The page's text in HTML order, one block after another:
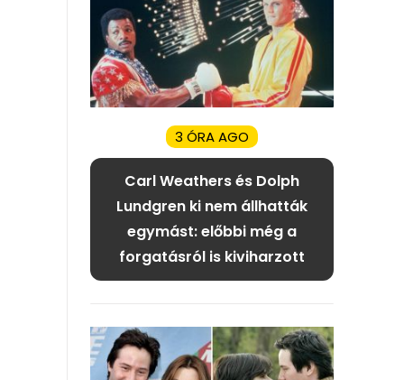
3 ÓRA AGO
Carl Weathers és Dolph
Lundgren ki nem állhatták
egymást: előbbi még a
forgatásról is kiviharzott